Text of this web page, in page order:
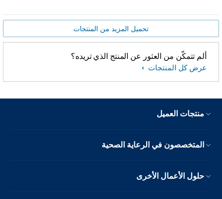
تحميل المزيد من المنتجات
ألم تتمكّن من العثور عن المنتج الذي تريده؟
عرض كل المنتجات
منتجات العميل
المتخصصون في الرعاية الصحية
حلول الأعمال الأخرى